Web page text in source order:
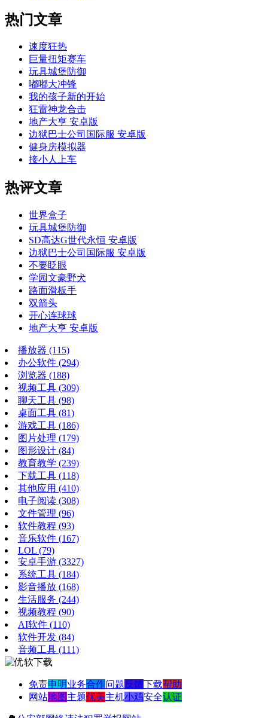
热门文章
速度狂热
巨量扭矩赛车
玩具城堡防御
嘟嘟大冲锋
我的孩子新的开始
狂雷神龙合击
地产大亨 安卓版
边狱巴士公司国际服 安卓版
健身房模拟器
接小人上车
热评文章
世界盒子
玩具城堡防御
SD高达G世代永恒 安卓版
边狱巴士公司国际服 安卓版
不要眨眼
学园文豪野犬
路面滑板手
双箭头
开心连球球
地产大亨 安卓版
播放器 (115)
办公软件 (294)
浏览器 (188)
视频工具 (309)
聊天工具 (98)
桌面工具 (81)
游戏工具 (186)
图片处理 (179)
图形设计 (84)
教育教学 (239)
下载工具 (118)
其他应用 (410)
电子阅读 (308)
文件管理 (96)
软件教程 (93)
音乐软件 (167)
LOL (79)
安卓手游 (3327)
系统工具 (184)
影音播放 (168)
生活服务 (244)
视频教程 (90)
AI软件 (110)
软件开发 (84)
音频工具 (111)
免责申明业务合作问题反馈下载帮助
网站地图 主题优美主机小鸡安全认证